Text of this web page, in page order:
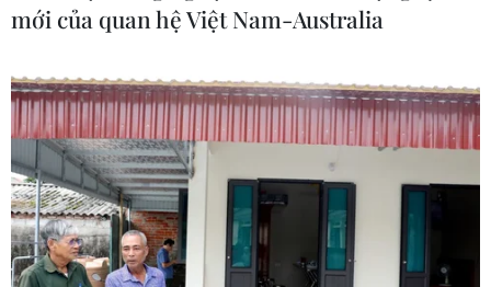
mới của quan hệ Việt Nam-Australia